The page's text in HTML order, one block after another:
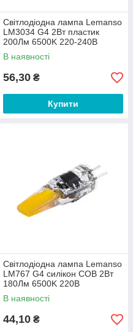
Світлодіодна лампа Lemanso
LM3034 G4 2Вт пластик
200Лм 6500K 220-240В
В наявності
56,30 ₴
Купити
Світлодіодна лампа Lemanso
LM767 G4 силікон COB 2Вт
180Лм 6500K 220В
В наявності
44,10 ₴